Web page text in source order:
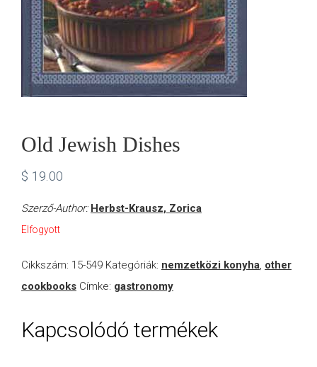
CONTACT
Old Jewish Dishes
$ 19.00
Szerző-Author: Herbst-Krausz, Zorica
Elfogyott
Cikkszám: 15-549 Kategóriák: nemzetközi konyha, other
cookbooks Címke: gastronomy
Kapcsolódó termékek